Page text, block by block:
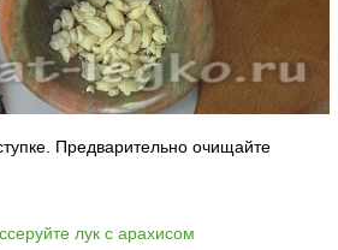
Предварительно очищайте